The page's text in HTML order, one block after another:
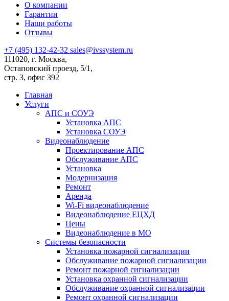
О компании
Гарантии
Наши работы
Отзывы
+7 (495) 132-42-32 sales@ivssystem.ru
111020, г. Москва,
Остаповский проезд, 5/1,
стр. 3, офис 392
Главная
Услуги
АПС и СОУЭ
Установка АПС
Установка СОУЭ
Видеонаблюдение
Проектирование АПС
Обслуживание АПС
Установка
Модернизация
Ремонт
Аренда
Wi-Fi видеонаблюдение
Видеонаблюдение ЕЦХД
Цены
Видеонаблюдение в МО
Системы безопасности
Установка пожарной сигнализации
Обслуживание пожарной сигнализации
Ремонт пожарной сигнализации
Установка охранной сигнализации
Обслуживание охранной сигнализации
Ремонт охранной сигнализации